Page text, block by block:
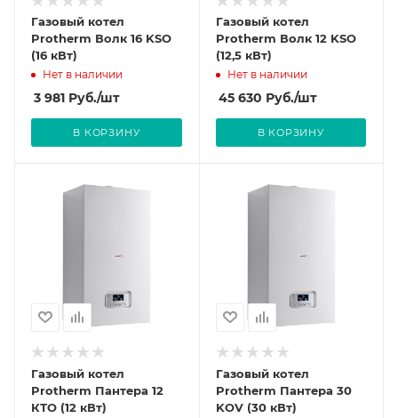
Газовый котел
Protherm Волк 16 KSO
(16 кВт)
Нет в наличии
3 981 Руб./шт
В КОРЗИНУ
Газовый котел
Protherm Волк 12 KSO
(12,5 кВт)
Нет в наличии
45 630 Руб./шт
В КОРЗИНУ
Газовый котел
Protherm Пантера 12
КТО (12 кВт)
Газовый котел
Protherm Пантера 30
KOV (30 кВт)